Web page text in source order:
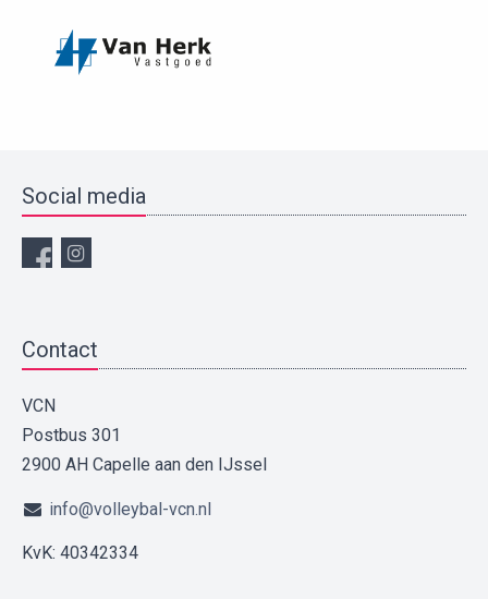
Social media
Contact
VCN
Postbus 301
2900 AH Capelle aan den IJssel
info@volleybal-vcn.nl
KvK: 40342334